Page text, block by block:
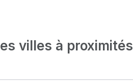
villes à proximités